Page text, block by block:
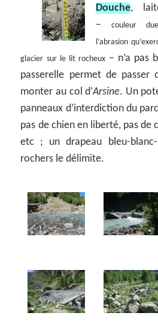
Douche,
–couleur
l’abrasion
glacier sur le lit rocheux– n’a pas
passerelle permet de passer
monter au col d’Arsine. Un
panneaux d’interdiction du
pas de chien en liberté, pas de
etc ; un drapeau bleu-
rochers le délimite.